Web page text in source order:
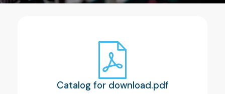
Catalog for download.pdf